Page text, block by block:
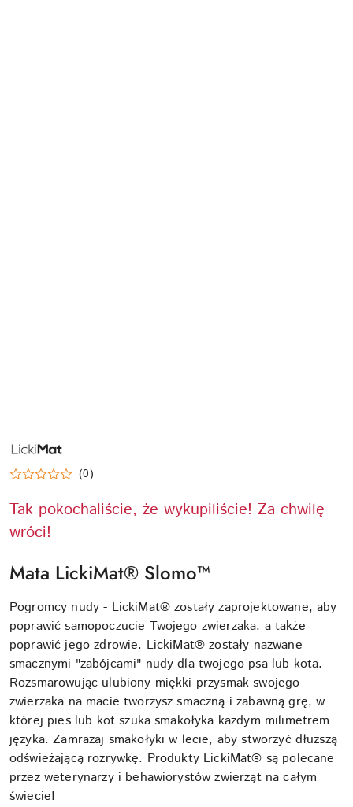
NAZWA
PRODUCENTA:
LICKIMAT (0)
Tak pokochaliście, że wykupiliście! Za chwilę
wróci!
Mata LickiMat® Slomo™
Pogromcy nudy - LickiMat® zostały zaprojektowane, aby
poprawić samopoczucie Twojego zwierzaka, a także
poprawić jego zdrowie. LickiMat® zostały nazwane
smacznymi "zabójcami" nudy dla twojego psa lub kota.
Rozsmarowując ulubiony miękki przysmak swojego
zwierzaka na macie tworzysz smaczną i zabawną grę, w
której pies lub kot szuka smakołyka każdym milimetrem
języka. Zamrażaj smakołyki w lecie, aby stworzyć dłuższą
odświeżającą rozrywkę. Produkty LickiMat® są polecane
przez weterynarzy i behawiorystów zwierząt na całym
świecie!